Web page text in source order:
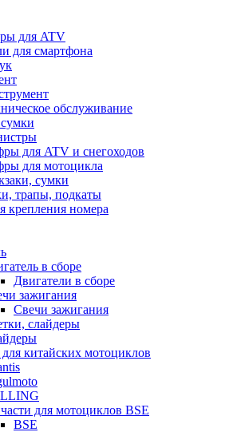
для ATV
для смартфона
обслуживание
для ATV и снегоходов
для мотоцикла
сумки
трапы, подкаты
крепления номера
в сборе
Двигатели в сборе
зажигания
Свечи зажигания
слайдеры
для китайских мотоциклов
для мотоциклов BSE
BSE